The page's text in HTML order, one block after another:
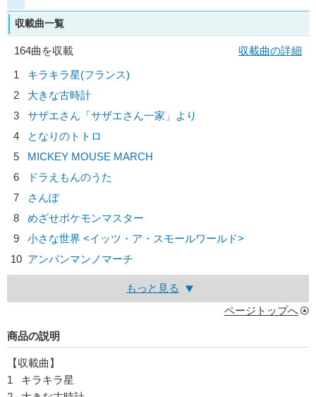
収載曲一覧
164曲を収載
収載曲の詳細
1
キラキラ星(フランス)
2
大きな古時計
3
サザエさん「サザエさん一家」より
4
となりのトトロ
5
MICKEY MOUSE MARCH
6
ドラえもんのうた
7
さんぽ
8
めざせポケモンマスター
9
小さな世界 <イッツ・ア・スモールワールド>
10 アンパンマンノマーチ
もっと見る
ページトップへ
商品の説明
【収載曲】
1 キラキラ星